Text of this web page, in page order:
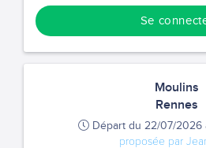
Se
Moulins
Rennes
Départ du 22/07/2026
proposée par